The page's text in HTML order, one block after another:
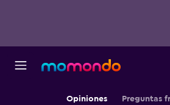
Opiniones Preguntas